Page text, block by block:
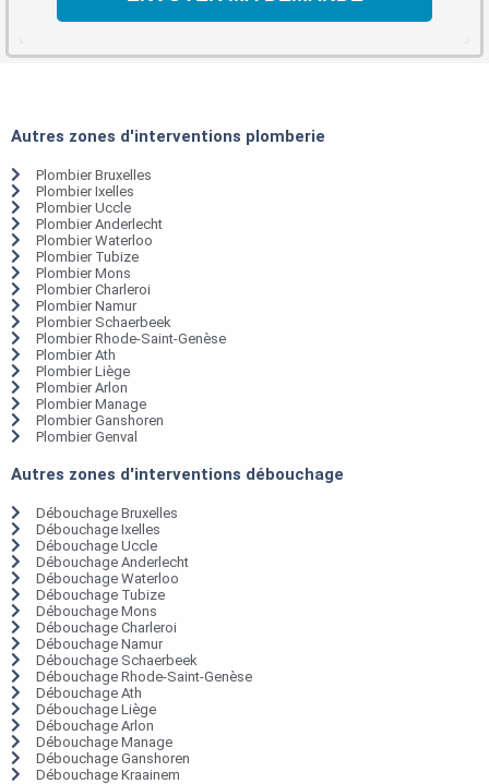
Autres zones d'interventions plomberie
Plombier Bruxelles
Plombier Ixelles
Plombier Uccle
Plombier Anderlecht
Plombier Waterloo
Plombier Tubize
Plombier Mons
Plombier Charleroi
Plombier Namur
Plombier Schaerbeek
Plombier Rhode-Saint-Genèse
Plombier Ath
Plombier Liège
Plombier Arlon
Plombier Manage
Plombier Ganshoren
Plombier Genval
Autres zones d'interventions débouchage
Débouchage Bruxelles
Débouchage Ixelles
Débouchage Uccle
Débouchage Anderlecht
Débouchage Waterloo
Débouchage Tubize
Débouchage Mons
Débouchage Charleroi
Débouchage Namur
Débouchage Schaerbeek
Débouchage Rhode-Saint-Genèse
Débouchage Ath
Débouchage Liège
Débouchage Arlon
Débouchage Manage
Débouchage Ganshoren
Débouchage Kraainem